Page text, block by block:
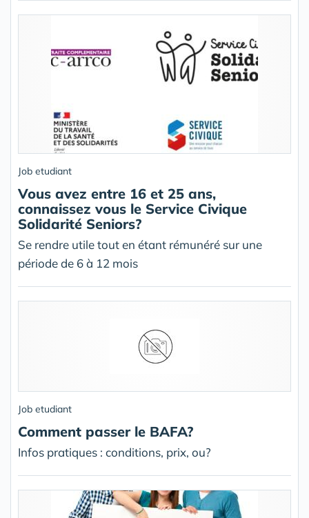
Job etudiant
Vous avez entre 16 et 25 ans,
connaissez vous le Service Civique
Solidarité Seniors?
Se rendre utile tout en étant rémunéré sur une
période de 6 à 12 mois
Job etudiant
Comment passer le BAFA?
Infos pratiques : conditions, prix, ou?